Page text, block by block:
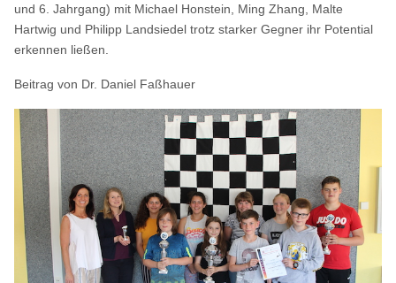
und 6. Jahrgang) mit Michael Honstein, Ming Zhang, Malte
Hartwig und Philipp Landsiedel trotz starker Gegner ihr Potential
erkennen ließen.
Beitrag von Dr. Daniel Faßhauer